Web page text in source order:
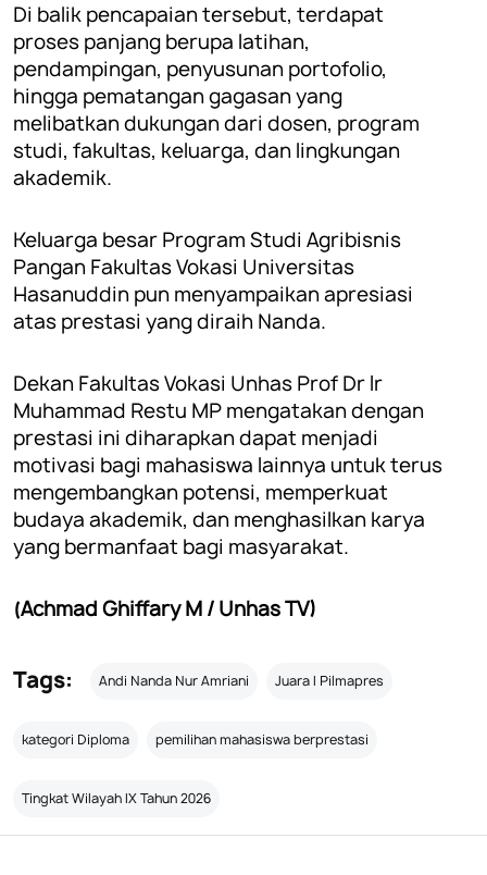
Di balik pencapaian tersebut, terdapat
proses panjang berupa latihan,
pendampingan, penyusunan portofolio,
hingga pematangan gagasan yang
melibatkan dukungan dari dosen, program
studi, fakultas, keluarga, dan lingkungan
akademik.
Keluarga besar Program Studi Agribisnis
Pangan Fakultas Vokasi Universitas
Hasanuddin pun menyampaikan apresiasi
atas prestasi yang diraih Nanda.
Dekan Fakultas Vokasi Unhas Prof Dr Ir
Muhammad Restu MP mengatakan dengan
prestasi ini diharapkan dapat menjadi
motivasi bagi mahasiswa lainnya untuk terus
mengembangkan potensi, memperkuat
budaya akademik, dan menghasilkan karya
yang bermanfaat bagi masyarakat.
(Achmad Ghiffary M / Unhas TV)
Tags: Andi Nanda Nur Amriani Juara I Pilmapres
kategori Diploma pemilihan mahasiswa berprestasi
Tingkat Wilayah IX Tahun 2026